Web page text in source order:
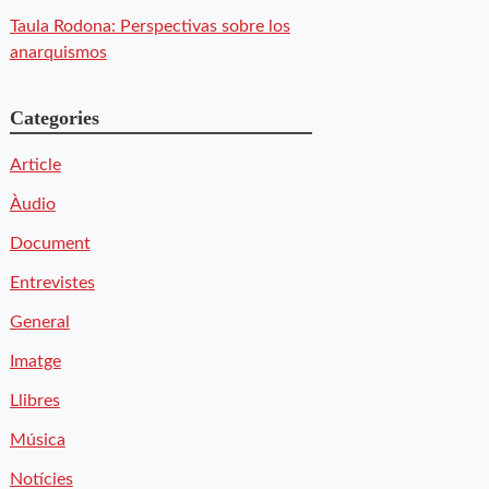
Taula Rodona: Perspectivas sobre los
anarquismos
Categories
Article
Àudio
Document
Entrevistes
General
Imatge
Llibres
Música
Notícies